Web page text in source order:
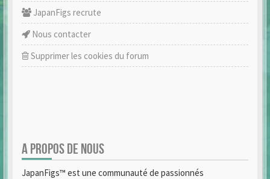
JapanFigs recrute
Nous contacter
Supprimer les cookies du forum
A PROPOS DE NOUS
JapanFigs™ est une communauté de passionnés